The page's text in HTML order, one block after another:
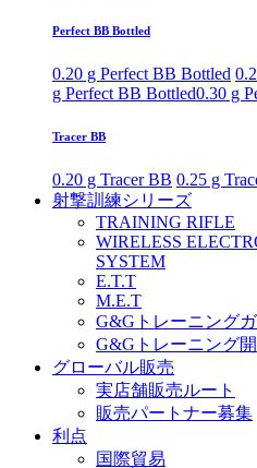
Perfect BB Bottled
0.20 g Perfect BB Bottled
g Perfect BB Bottled0.30 g
Tracer BB
0.20 g Tracer BB 0.25 g
射撃訓練シリーズ
TRAINING RIFLE
WIRELESS
SYSTEM
E.T.T
M.E.T
G&Gトレーニング
G&Gトレーニング
グローバル販売
実店舗販売ルート
販売パートナー募集
利点
国際貿易